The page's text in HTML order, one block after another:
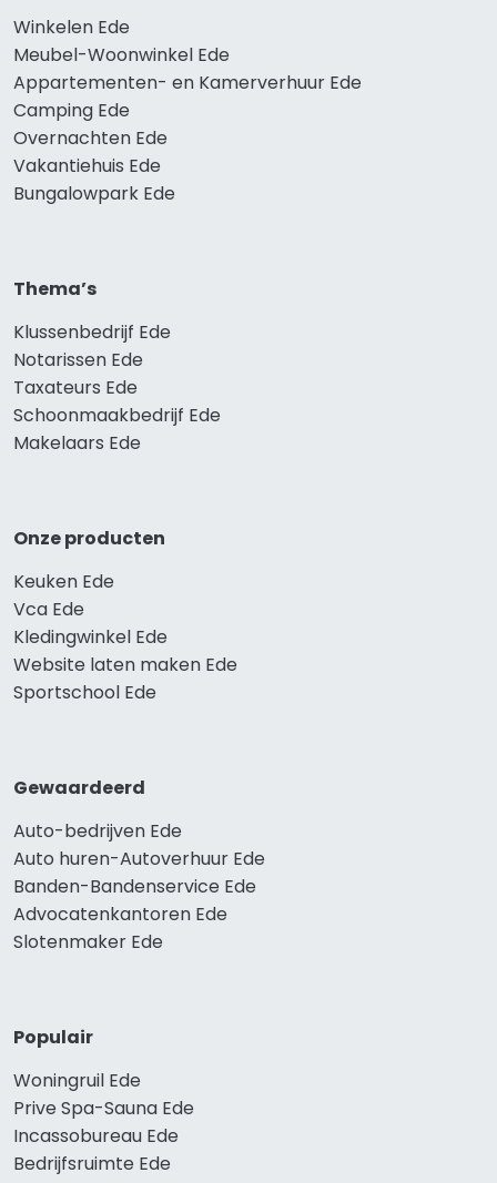
Winkelen Ede
Meubel-Woonwinkel Ede
Appartementen- en Kamerverhuur Ede
Camping Ede
Overnachten Ede
Vakantiehuis Ede
Bungalowpark Ede
Thema’s
Klussenbedrijf Ede
Notarissen Ede
Taxateurs Ede
Schoonmaakbedrijf Ede
Makelaars Ede
Onze producten
Keuken Ede
Vca Ede
Kledingwinkel Ede
Website laten maken Ede
Sportschool Ede
Gewaardeerd
Auto-bedrijven Ede
Auto huren-Autoverhuur Ede
Banden-Bandenservice Ede
Advocatenkantoren Ede
Slotenmaker Ede
Populair
Woningruil Ede
Prive Spa-Sauna Ede
Incassobureau Ede
Bedrijfsruimte Ede